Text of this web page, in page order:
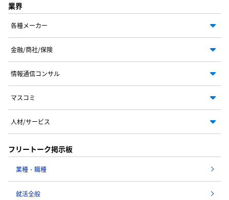
業界
各種メーカー
金融/商社/保険
情報通信コンサル
マスコミ
人材/サービス
フリートーク掲示板
業種・職種
就活全般